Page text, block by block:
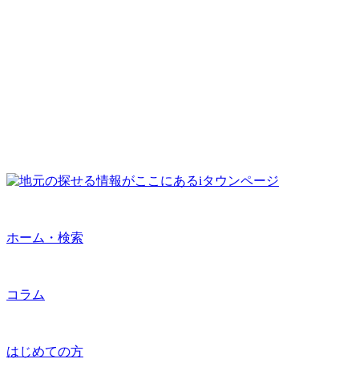
ホーム・検索
コラム
はじめての方